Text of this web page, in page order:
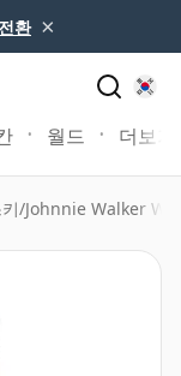
전환 ×
월드 더보기
/Johnnie Walker